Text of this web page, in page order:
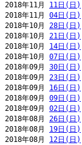
2018年11月 11日(日)
2018年11月 04日(日)
2018年10月 28日(日)
2018年10月 21日(日)
2018年10月 14日(日)
2018年10月 07日(日)
2018年09月 30日(日)
2018年09月 23日(日)
2018年09月 16日(日)
2018年09月 09日(日)
2018年09月 02日(日)
2018年08月 26日(日)
2018年08月 19日(日)
2018年08月 12日(日)